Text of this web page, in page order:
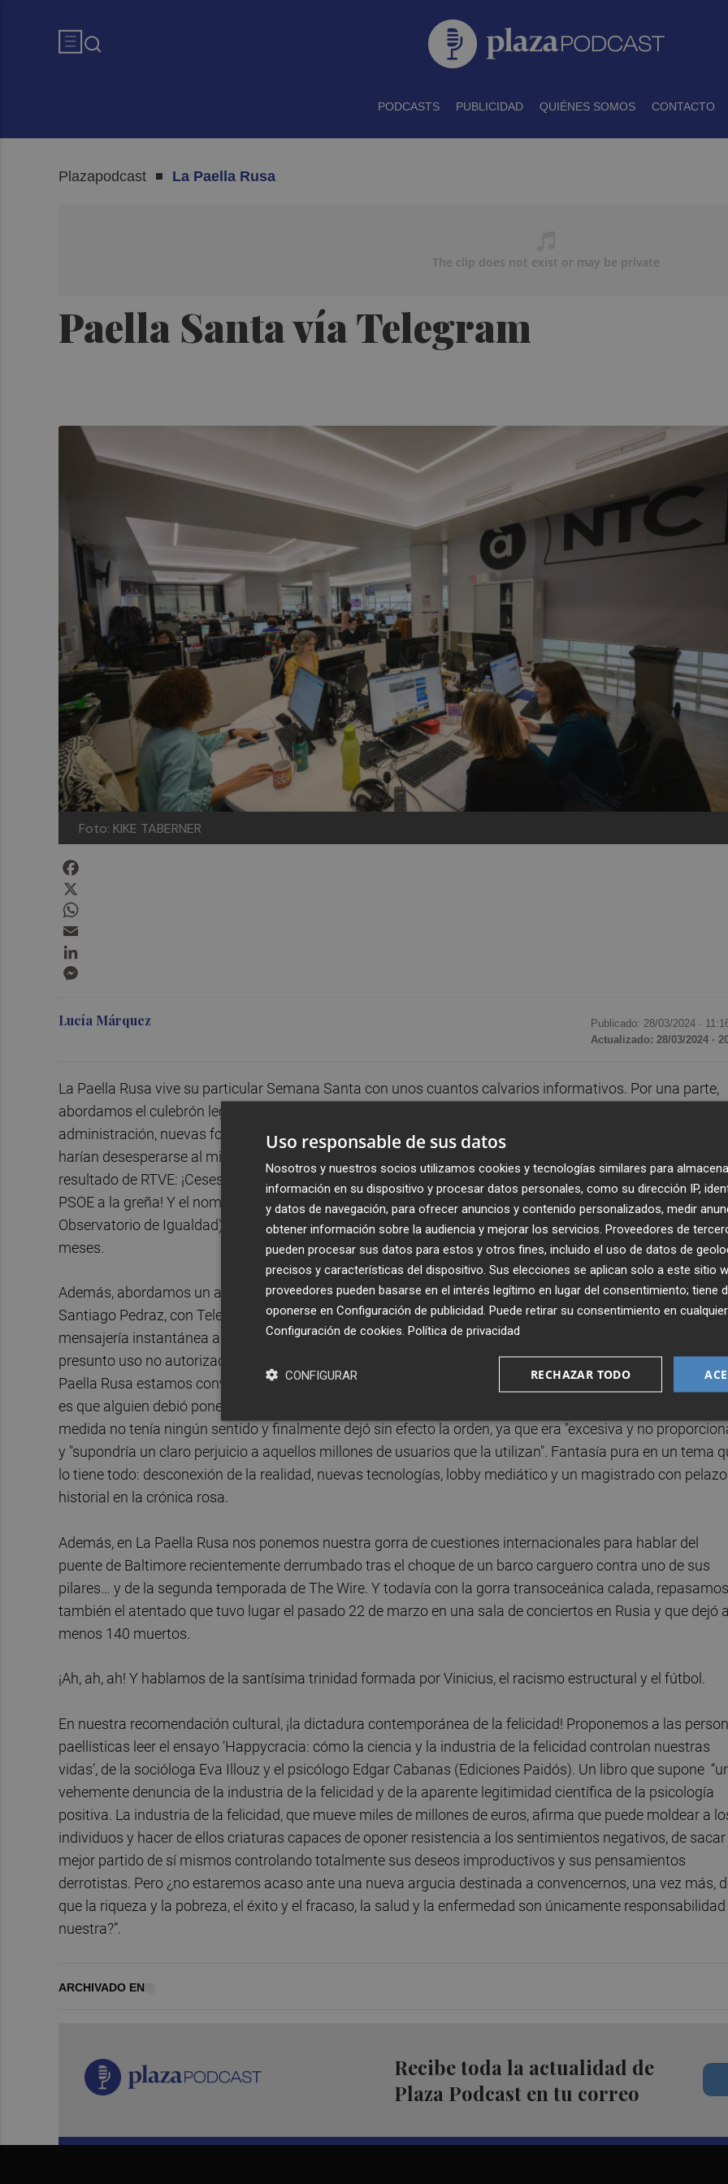
PODCASTS PUBLICIDAD QUIÉNES SOMOS CONTACTO
Plazapodcast La Paella Rusa
Paella Santa vía Telegram
Foto: KIKE TABERNER
Lucía Márquez Publicado: 28/03/2024 ·
Actualizado: 28/03/2024 ·
La Paella Rusa vive su particular Semana Santa con unos cuantos calvarios informativos. Por una parte,
abordamos el culebrón legislativo que rodea a À Punt: oposiciones suspendidas, consejos de
administración, nuevas formas jurídicas, fusiones, reformas en la ley y otros asuntos burocráticos que
harían desesperarse al mismísimo Jesucristo. Y de un drama televisivo a otro: abordamos el minuto y
resultado de RTVE: ¡Ceses y dimisiones! ¡Broncano! ¡Negociaciones bloqueadas! ¡Representantes de PP y
PSOE a la greña! Y el nombramiento de la consejera Concepción Cascajosa (hasta ahora presidenta del
Observatorio de Igualdad) como nueva presidenta interina de la Corporación pública por un periodo de
meses.
Además, abordamos un asunto que nos tiene encandilados: las peripecias del juez de la Audiencia
Santiago Pedraz, con Telegram. El magistrado ordenó suspender de forma cautelar la aplicación de
mensajería instantánea a raíz de una denuncia presentada por Mediaset, Atresmedia y Movistar Plus por
presunto uso no autorizado de contenido audiovisual sometido a derechos de autor. Obviamente, desde
Paella Rusa estamos convencidos de que Pedraz no tenía ni idea de que era eso de Telegram. Prueba de
es que alguien debió ponerle poco después del anuncio un powerpoint explicativo, se dio cuenta de que la
medida no tenía ningún sentido y finalmente dejó sin efecto la orden, ya que era "excesiva y no
y "supondría un claro perjuicio a aquellos millones de usuarios que la utilizan". Fantasía pura en un tema
lo tiene todo: desconexión de la realidad, nuevas tecnologías, lobby mediático y un magistrado con
historial en la crónica rosa.
Además, en La Paella Rusa nos ponemos nuestra gorra de cuestiones internacionales para hablar del
puente de Baltimore recientemente derrumbado tras el choque de un barco carguero contra uno de sus
pilares… y de la segunda temporada de The Wire. Y todavía con la gorra transoceánica calada, repasamos
también el atentado que tuvo lugar el pasado 22 de marzo en una sala de conciertos en Rusia y que dejó
menos 140 muertos.
¡Ah, ah, ah! Y hablamos de la santísima trinidad formada por Vinicius, el racismo estructural y el fútbol.
En nuestra recomendación cultural, ¡la dictadura contemporánea de la felicidad! Proponemos a las
paellísticas leer el ensayo ‘Happycracia: cómo la ciencia y la industria de la felicidad controlan nuestras
vidas’, de la socióloga Eva Illouz y el psicólogo Edgar Cabanas (Ediciones Paidós). Un libro que supone
vehemente denuncia de la industria de la felicidad y de la aparente legitimidad científica de la psicología
positiva. La industria de la felicidad, que mueve miles de millones de euros, afirma que puede moldear a
individuos y hacer de ellos criaturas capaces de oponer resistencia a los sentimientos negativos, de sacar
mejor partido de sí mismos controlando totalmente sus deseos improductivos y sus pensamientos
derrotistas. Pero ¿no estaremos acaso ante una nueva argucia destinada a convencernos, una vez más,
que la riqueza y la pobreza, el éxito y el fracaso, la salud y la enfermedad son únicamente responsabilidad
nuestra?”.
ARCHIVADO EN
Recibe toda la actualidad de
Plaza Podcast en tu correo
Uso responsable de sus datos
Nosotros y nuestros socios utilizamos cookies y tecnologías similares para
información en su dispositivo y procesar datos personales, como su dirección IP,
y datos de navegación, para ofrecer anuncios y contenido personalizados, medir
obtener información sobre la audiencia y mejorar los servicios. Proveedores de
pueden procesar sus datos para estos y otros fines, incluido el uso de datos de
precisos y características del dispositivo. Sus elecciones se aplican solo a este sitio
proveedores pueden basarse en el interés legítimo en lugar del consentimiento; tiene
oponerse en Configuración de publicidad . Puede retirar su consentimiento en
Configuración de cookies Política de privacidad
RECHAZAR TODO
CONFIGURAR